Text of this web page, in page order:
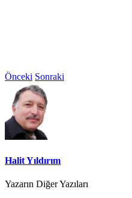
Önceki Sonraki
Halit Yıldırım
Yazarın Diğer Yazıları